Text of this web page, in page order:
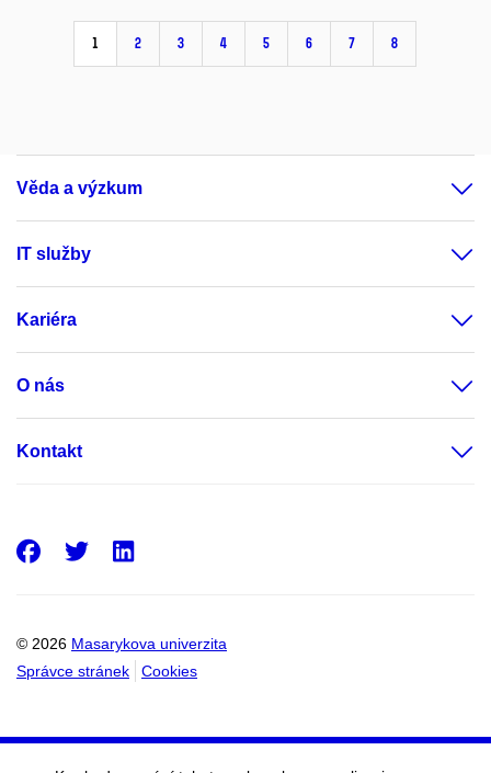
1 2 3 4 5 6 7 8
Věda a výzkum
IT služby
Kariéra
O nás
Kontakt
© 2026 Masarykova univerzita
Správce stránek
Cookies
Facebook
Twitter